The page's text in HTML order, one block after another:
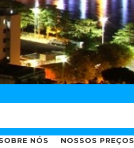
NÓS NOSSOS PREÇOS